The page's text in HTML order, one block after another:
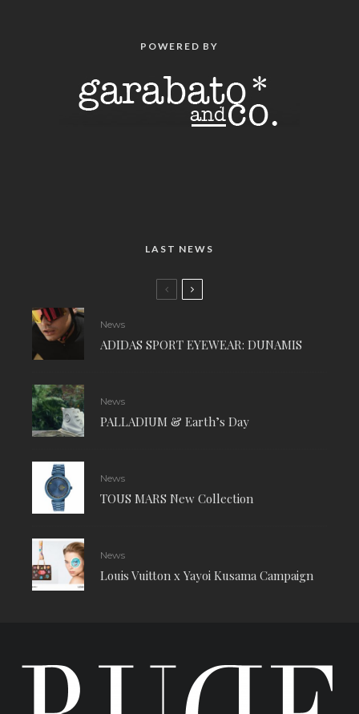
POWERED BY
LAST NEWS
News
ADIDAS SPORT EYEWEAR: DUNAMIS
News
PALLADIUM & Earth’s Day
News
TOUS MARS New Collection
News
Louis Vuitton x Yayoi Kusama Campaign